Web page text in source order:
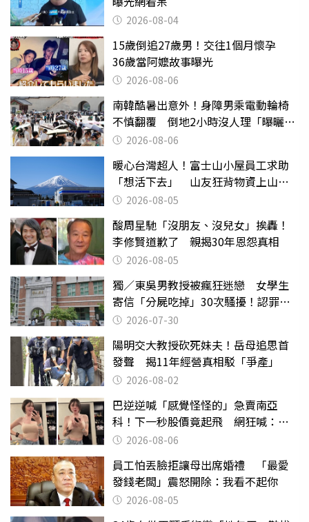
2026-08-04
15歲倒追27歲男！交往1個月懷孕
36歲當阿嬤故事曝光
2026-08-06
南韓酷暑出意外！身障男乘電動輪椅
不慎翻覆 倒地2小時沒人理「曝曬
亡」2026-08-06
暖心台灣超人！富士山小屋員工求助
「想活下去」 山友狂背物資上山：
台灣真的是寶島
2026-08-05
酸周星馳「沒朋友、沒兒女」挨轟！
李修賢道歉了 親揭30年恩怨真相
2026-08-05
獨／東吳男教授被瘋狂迷戀 女學生
寄信「分屍吃掉」30次騷擾！認罪免
關 2026-07-30
陽明交大教授砍死妹夫！岳母追思首
發聲 揭11年經營真相駁「爭產」
2026-08-02
巴逆逆喊「感覺怪怪的」急賣南亞
科！下一秒股價竟起飛 網狂喊：大V
天龍2026-08-06
員工怕丟臉拒讓母出席婚禮 「最愛
發錢老闆」震怒開除：我看不起你
2026-08-05